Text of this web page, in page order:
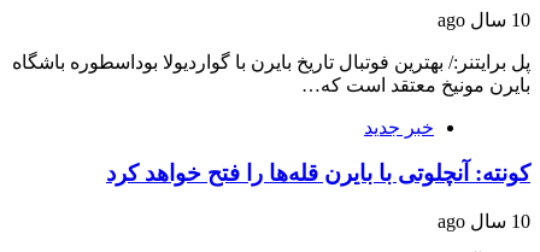
10 سال ago
پل برایتنر:/ بهترین فوتبال تاریخ بایرن با گواردیولا بوداسطوره باشگاه
بایرن مونیخ معتقد است که…
خبر جدید
کونته: آنچلوتی با بایرن قله‌ها را فتح خواهد کرد
10 سال ago